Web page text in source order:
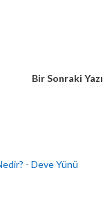
Bir Sonraki Yazı
- Deve Yünü